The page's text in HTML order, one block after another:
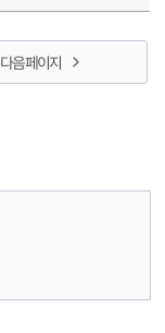
다음 페이지